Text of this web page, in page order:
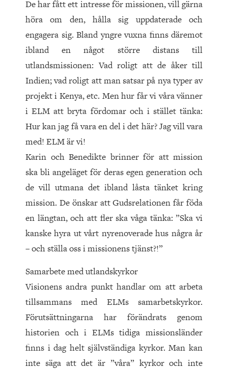
De har fått ett intresse för missionen, vill gärna
höra om den, hålla sig uppdaterade och
engagera sig. Bland yngre vuxna finns däremot
ibland en något större distans till
utlandsmissionen: Vad roligt att de åker till
Indien; vad roligt att man satsar på nya typer av
projekt i Kenya, etc. Men hur får vi våra vänner
i ELM att bryta fördomar och i stället tänka:
Hur kan jag få vara en del i det här? Jag vill vara
med! ELM är vi!
Karin och Benedikte brinner för att mission
ska bli angeläget för deras egen generation och
de vill utmana det ibland låsta tänket kring
mission. De önskar att Gudsrelationen får föda
en längtan, och att fler ska våga tänka: ”Ska vi
kanske hyra ut vårt nyrenoverade hus några år
– och ställa oss i missionens tjänst?!”
Samarbete med utlandskyrkor
Visionens andra punkt handlar om att arbeta
tillsammans med ELMs samarbetskyrkor.
Förutsättningarna har förändrats genom
historien och i ELMs tidiga missionsländer
finns i dag helt självständiga kyrkor. Man kan
inte säga att det är ”våra” kyrkor och inte